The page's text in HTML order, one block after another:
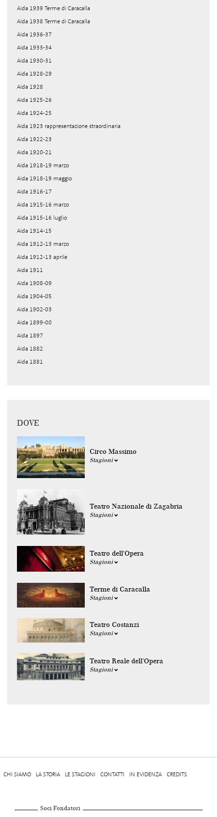
Aida 1939 Terme di Caracalla
Aida 1938 Terme di Caracalla
Aida 1936-37
Aida 1933-34
Aida 1930-31
Aida 1928-29
Aida 1928
Aida 1925-26
Aida 1924-25
Aida 1923 rappresentazione straordinaria
Aida 1922-23
Aida 1920-21
Aida 1918-19 marzo
Aida 1918-19 maggio
Aida 1916-17
Aida 1915-16 marzo
Aida 1915-16 luglio
Aida 1914-15
Aida 1912-13 marzo
Aida 1912-13 aprile
Aida 1911
Aida 1908-09
Aida 1904-05
Aida 1902-03
Aida 1899-00
Aida 1897
Aida 1882
Aida 1881
DOVE
Circo Massimo
Stagioni
Teatro Nazionale di Zagabria
Stagioni
Teatro dell'Opera
Stagioni
Terme di Caracalla
Stagioni
Teatro Costanzi
Stagioni
Teatro Reale dell'Opera
Stagioni
CHI SIAMO LA STORIA LE STAGIONI CONTATTI IN EVIDENZA CREDITS
Soci Fondatori